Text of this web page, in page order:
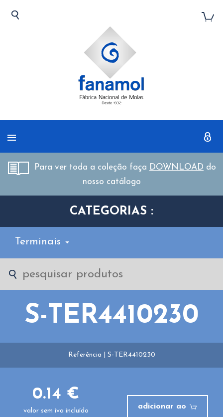
Para ver toda a coleção faça DOWNLOAD do
nosso catálogo
CATEGORIAS :
Terminais
S-TER4410230
Referência | S-TER4410230
0.14 €
valor sem iva incluído
adicionar ao